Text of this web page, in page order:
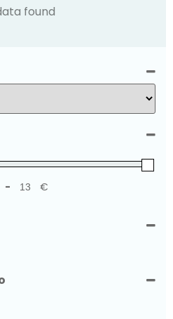
found
Minimum Price
- Maximum Price
€